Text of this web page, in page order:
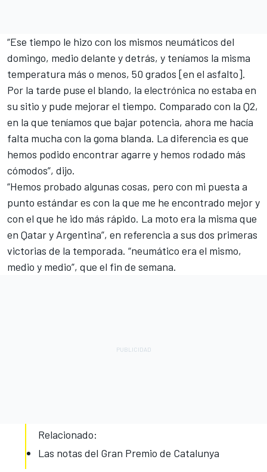
“Ese tiempo le hizo con los mismos neumáticos del
domingo, medio delante y detrás, y teníamos la misma
temperatura más o menos, 50 grados [en el asfalto].
Por la tarde puse el blando, la electrónica no estaba en
su sitio y pude mejorar el tiempo. Comparado con la Q2,
en la que teníamos que bajar potencia, ahora me hacía
falta mucha con la goma blanda. La diferencia es que
hemos podido encontrar agarre y hemos rodado más
cómodos”, dijo.
“Hemos probado algunas cosas, pero con mi puesta a
punto estándar es con la que me he encontrado mejor y
con el que he ido más rápido. La moto era la misma que
en Qatar y Argentina”, en referencia a sus dos primeras
victorias de la temporada. “neumático era el mismo,
medio y medio”, que el fin de semana.
Relacionado:
Las notas del Gran Premio de Catalunya